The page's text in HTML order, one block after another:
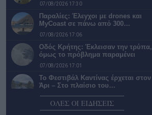
07/08/2026 17:30
Παραλίες: Έλεγχοι με drones και
MyCoast σε πάνω από 300…
07/08/2026 17:06
Οδός Κρήτης: Έκλεισαν την τρύπα,
όμως το πρόβλημα παραμένει
07/08/2026 17:01
Το Φεστιβάλ Καντίνας έρχεται στον
Άρι – Στο πλαίσιο του…
07/08/2026 16:50
Θα αλλάξει κάτι;
ΟΛΕΣ ΟΙ ΕΙΔΗΣΕΙΣ